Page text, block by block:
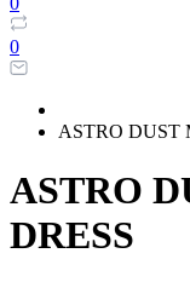
0
ASTRO DUST
ASTRO
DRESS